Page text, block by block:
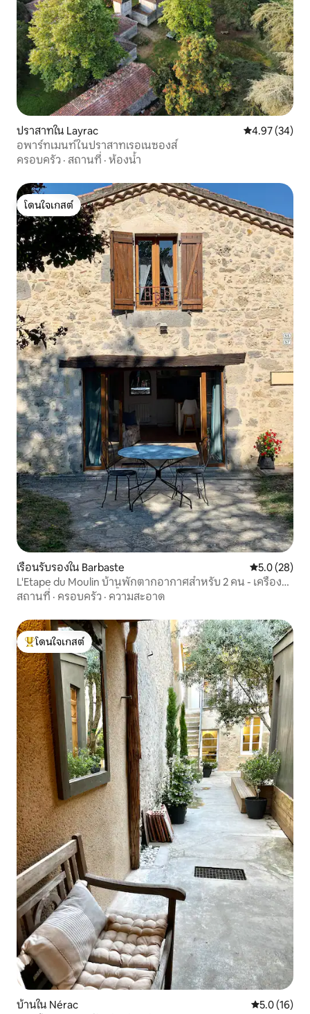
ปราสาทใน Layrac คะแนนเฉลี่ย
4.97 (34)
อพาร์ทเมนท์ในปราสาทเรอเนซองส์
ครอบครัว · สถานที่ · ห้องน้ำ
โดนใจเกสต์
โดนใจเกสต์
เรือนรับรองใน Barbaste คะแนนเฉลี่ย
5.0 (28)
L'Etape du Moulin บ้านพักตากอากาศสำหรับ 2 คน - เครื่อง
ปรับอากาศ - สระว่ายน้ำ
สถานที่ · ครอบครัว · ความสะอาด
โดนใจเกสต์ที่สุด
โดนใจเกสต์
บ้านใน Nérac คะแนนเฉลี่ย
5.0 (16)